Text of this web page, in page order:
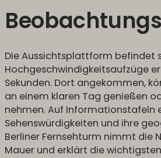
Die Aussichtsplattform befindet
Hochgeschwindigkeitsaufzüge
Sekunden. Dort angekommen,
an einem klaren Tag genießen
nehmen. Auf Informationstafeln
Sehenswürdigkeiten und ihre
Berliner Fernsehturm nimmt die
Mauer und erklärt die